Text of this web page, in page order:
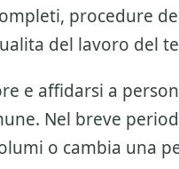
procedure
del lavoro del
e affidarsi a
Nel breve
o cambia una